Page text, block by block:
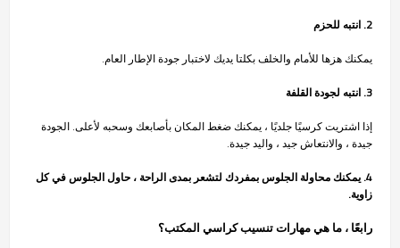
2. انتبه للحزم
يمكنك هزها للأمام والخلف بكلتا يديك لاختبار جودة الإطار العام.
3. انتبه لجودة القلفة
إذا اشتريت كرسيًا جلديًا ، يمكنك ضغط المكان بأصابعك وسحبه لأعلى. الجودة
جيدة ، والانتعاش جيد ، واليد جيدة.
4. يمكنك محاولة الجلوس بمفردك لتشعر بمدى الراحة ، حاول الجلوس في كل
زاوية.
رابعًا ، ما هي مهارات تنسيب كراسي المكتب؟